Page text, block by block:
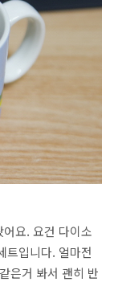
요. 요건 다이소
트입니다. 얼마전
은거 봐서 괜히 반